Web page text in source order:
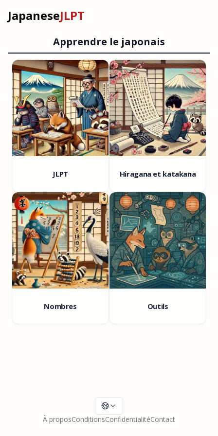
JapaneseJLPT
Apprendre le japonais
JLPT Hiragana et katakana
Nombres Outils
À proposConditionsConfidentialitéContact